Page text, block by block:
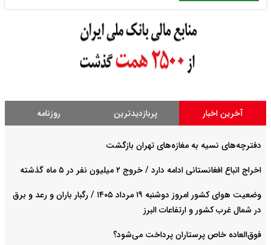
آخرین اخبار پربازدیدترین روزنامه
دفترچه‌های نسیه به مغازه‌های تهران بازگشت
اخراج اتباع افغانستانی ادامه دارد / خروج ۲ میلیون نفر در ۵ ماه گذشته
وضعیت هوای کشور امروز دوشنبه ۱۹ مرداد ۱۴۰۵ / رگبار باران و رعد و برق
در شمال غرب کشور و ارتفاعات البرز
فوق‌العاده خاص پرستاران پرداخت می‌شود‌؟